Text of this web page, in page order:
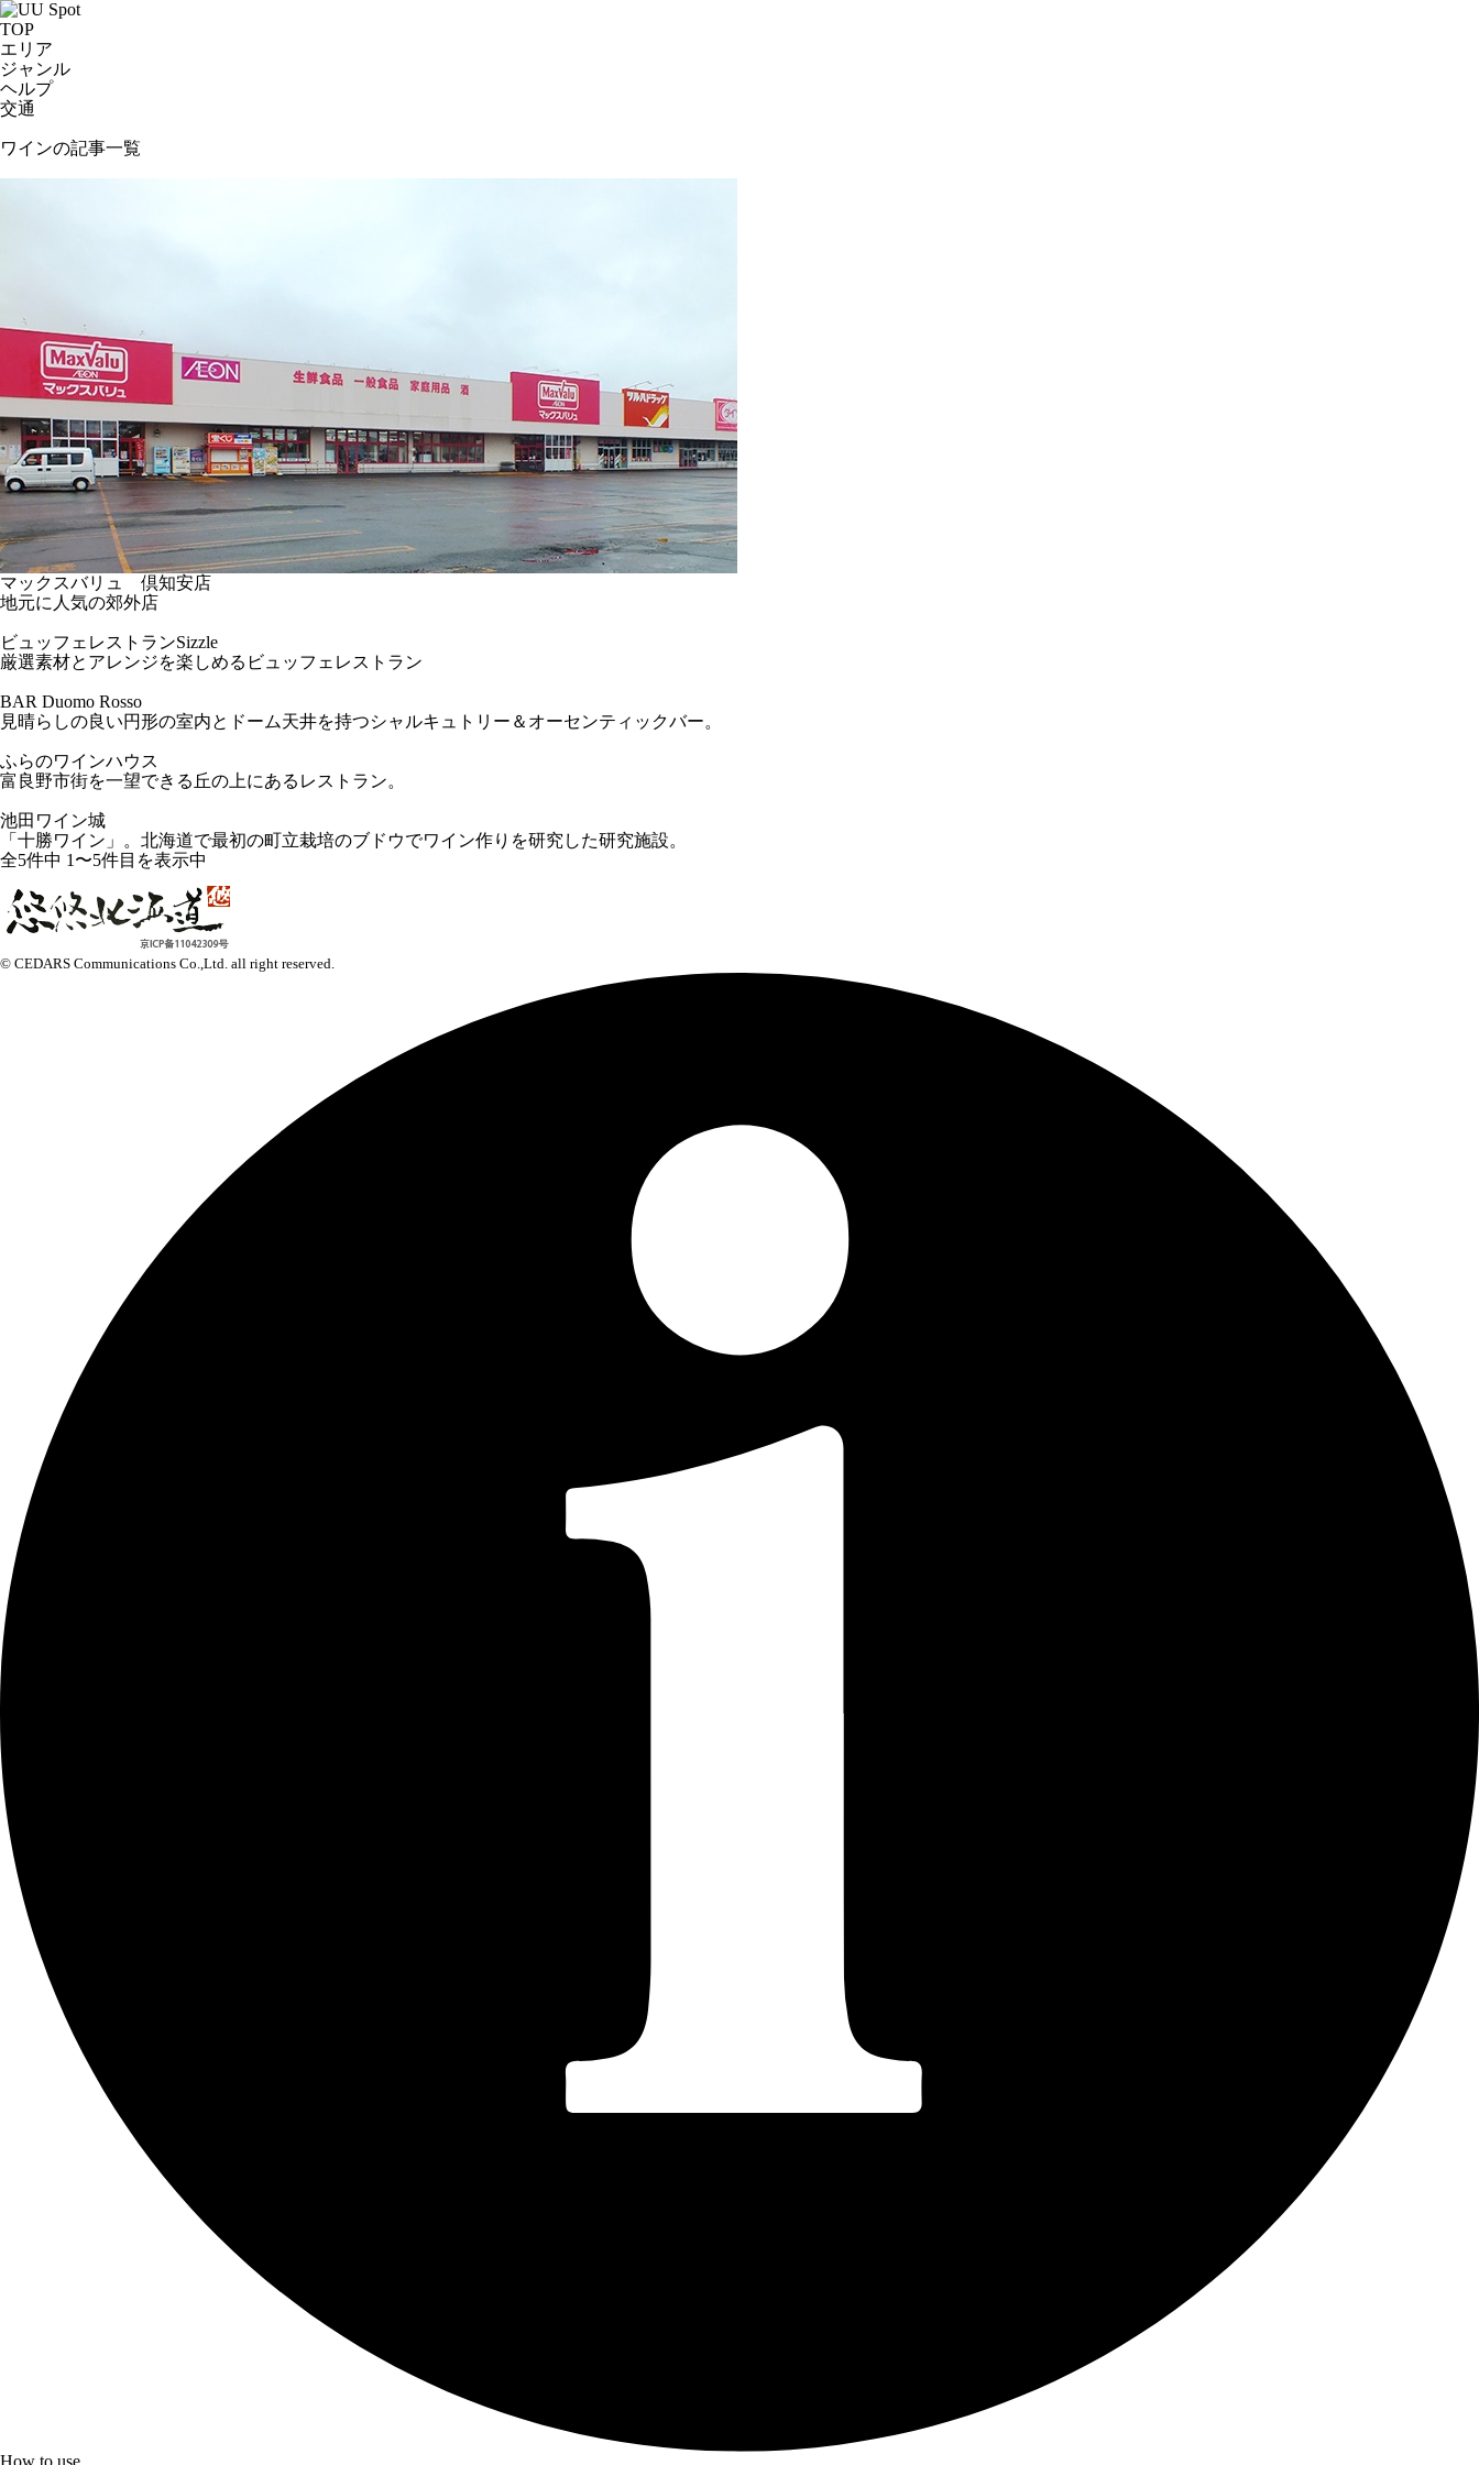
TOP
エリア
ジャンル
ヘルプ
交通
ワインの記事一覧
マックスバリュ 倶知安店
地元に人気の郊外店
ビュッフェレストランSizzle
厳選素材とアレンジを楽しめるビュッフェレストラン
BAR Duomo Rosso
見晴らしの良い円形の室内とドーム天井を持つシャルキュトリー＆オーセンティックバー。
ふらのワインハウス
富良野市街を一望できる丘の上にあるレストラン。
池田ワイン城
「十勝ワイン」。北海道で最初の町立栽培のブドウでワイン作りを研究した研究施設。
全5件中 1〜5件目を表示中
© CEDARS Communications Co.,Ltd. all right reserved.